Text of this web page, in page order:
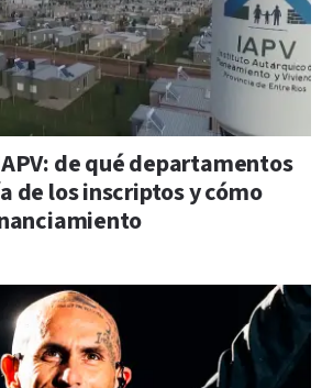
de qué departamentos
de los inscriptos y cómo